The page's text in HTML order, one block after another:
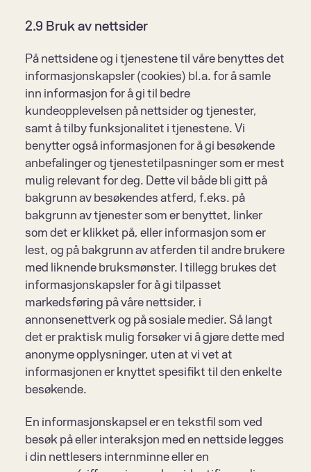
2.9 Bruk av nettsider
På nettsidene og i tjenestene til våre benyttes det
informasjonskapsler (cookies) bl.a. for å samle
inn informasjon for å gi til bedre
kundeopplevelsen på nettsider og tjenester,
samt å tilby funksjonalitet i tjenestene. Vi
benytter også informasjonen for å gi besøkende
anbefalinger og tjenestetilpasninger som er mest
mulig relevant for deg. Dette vil både bli gitt på
bakgrunn av besøkendes atferd, f.eks. på
bakgrunn av tjenester som er benyttet, linker
som det er klikket på, eller informasjon som er
lest, og på bakgrunn av atferden til andre brukere
med liknende bruksmønster. I tillegg brukes det
informasjonskapsler for å gi tilpasset
markedsføring på våre nettsider, i
annonsenettverk og på sosiale medier. Så langt
det er praktisk mulig forsøker vi å gjøre dette med
anonyme opplysninger, uten at vi vet at
informasjonen er knyttet spesifikt til den enkelte
besøkende.
En informasjonskapsel er en tekstfil som ved
besøk på eller interaksjon med en nettside legges
i din nettlesers internminne eller en